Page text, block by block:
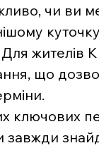
чи ви
Для
що
ключових